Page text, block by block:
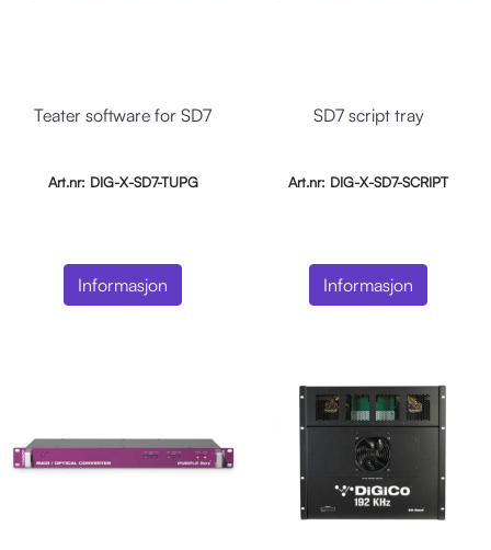
Teater software for SD7
Art.nr: DIG-X-SD7-TUPG
Informasjon
SD7 script tray
Art.nr: DIG-X-SD7-SCRIPT
Informasjon